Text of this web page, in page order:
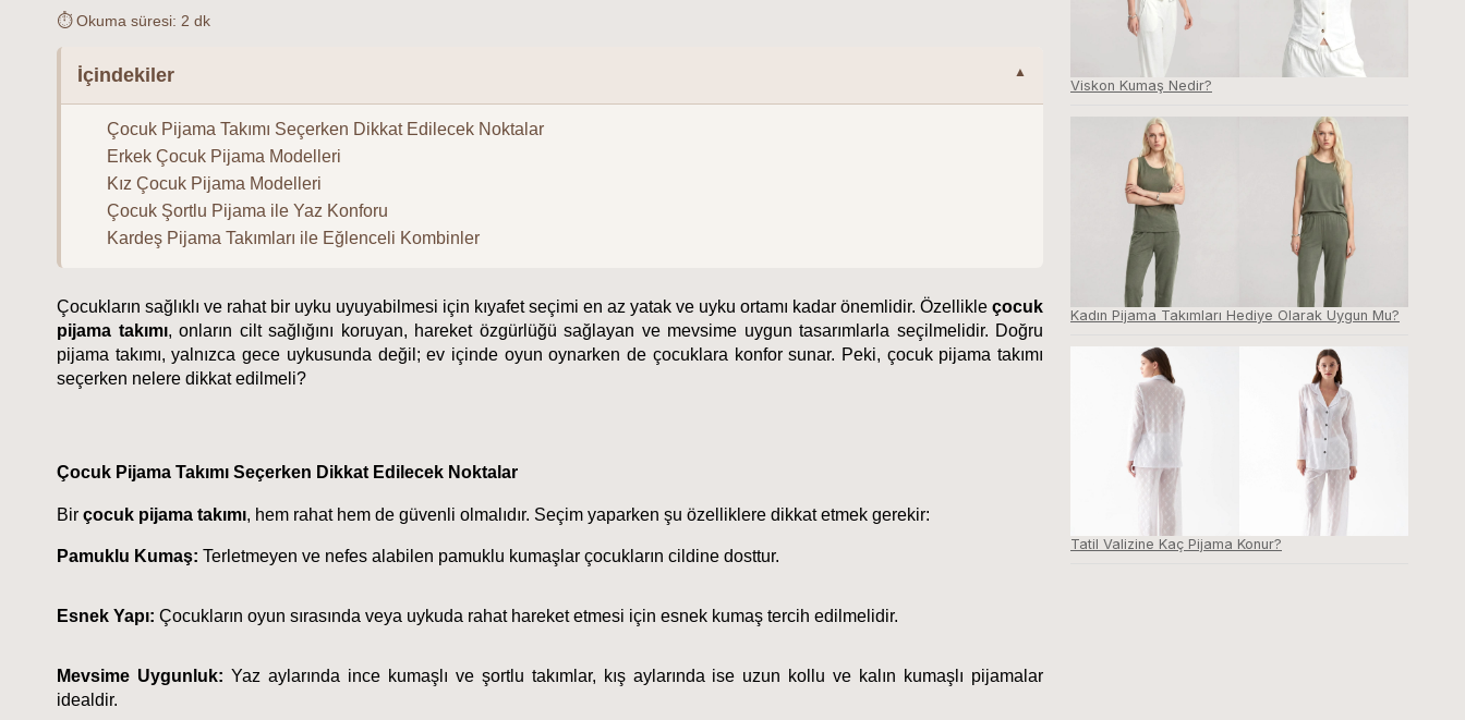
⏱ Okuma süresi: 2 dk
İçindekiler
Çocuk Pijama Takımı Seçerken Dikkat Edilecek Noktalar
Erkek Çocuk Pijama Modelleri
Kız Çocuk Pijama Modelleri
Çocuk Şortlu Pijama ile Yaz Konforu
Kardeş Pijama Takımları ile Eğlenceli Kombinler
Çocukların sağlıklı ve rahat bir uyku uyuyabilmesi için kıyafet seçimi en az yatak ve uyku ortamı kadar önemlidir. Özellikle çocuk
pijama takımı, onların cilt sağlığını koruyan, hareket özgürlüğü sağlayan ve mevsime uygun tasarımlarla seçilmelidir. Doğru
pijama takımı, yalnızca gece uykusunda değil; ev içinde oyun oynarken de çocuklara konfor sunar. Peki, çocuk pijama takımı
seçerken nelere dikkat edilmeli?
Çocuk Pijama Takımı Seçerken Dikkat Edilecek Noktalar
Bir çocuk pijama takımı, hem rahat hem de güvenli olmalıdır. Seçim yaparken şu özelliklere dikkat etmek gerekir:
Pamuklu Kumaş: Terletmeyen ve nefes alabilen pamuklu kumaşlar çocukların cildine dosttur.
Esnek Yapı: Çocukların oyun sırasında veya uykuda rahat hareket etmesi için esnek kumaş tercih edilmelidir.
Mevsime Uygunluk: Yaz aylarında ince kumaşlı ve şortlu takımlar, kış aylarında ise uzun kollu ve kalın kumaşlı pijamalar
idealdir.
Viskon Kumaş Nedir?
Kadın Pijama Takımları Hediye Olarak Uygun Mu?
Tatil Valizine Kaç Pijama Konur?